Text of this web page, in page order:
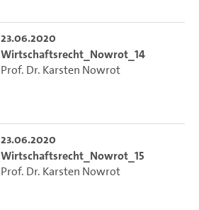
23.06.2020
Wirtschaftsrecht_Nowrot_14
Prof. Dr. Karsten Nowrot
23.06.2020
Wirtschaftsrecht_Nowrot_15
Prof. Dr. Karsten Nowrot